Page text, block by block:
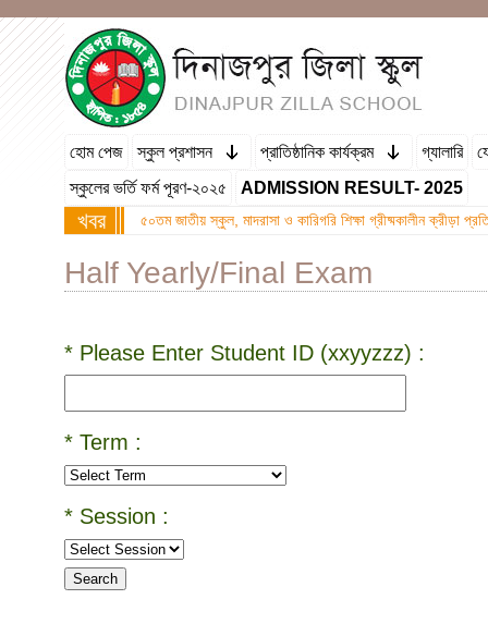
হোম পেজ স্কুল প্রশাসন প্রাতিষ্ঠানিক কার্যক্রম গ্যালারি
স্কুলের ভর্তি ফর্ম পূরণ-২০২৫
ADMISSION RESULT- 2025
খবর ৫০তম জাতীয় স্কুল, মাদরাসা ও কারিগরি শিক্ষা গ্রীষ্মকালীন ক্রীড়া
Half Yearly/Final Exam
* Please Enter Student ID (xxyyzzz) :
* Term :
* Session :